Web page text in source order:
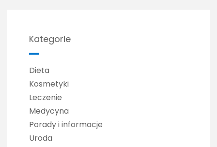
Kategorie
Dieta
Kosmetyki
Leczenie
Medycyna
Porady i informacje
Uroda